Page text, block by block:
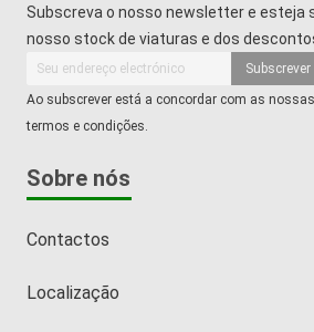
Subscreva o nosso newsletter e esteja
nosso stock de viaturas e dos
Subscrever
Ao subscrever está a concordar com as
termos e condições.
Sobre nós
Contactos
Localização